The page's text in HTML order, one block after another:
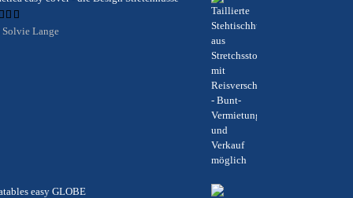
Solvie Lange
easy GLOBE